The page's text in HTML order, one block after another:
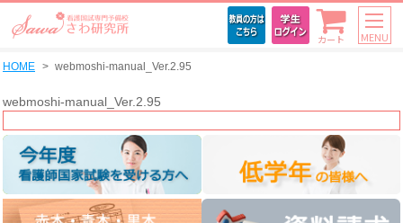
カート MENU
HOME webmoshi-manual_Ver.2.95
webmoshi-manual_Ver.2.95